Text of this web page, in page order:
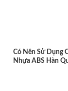
Có Nên Sử Dụng
Nhựa ABS Hàn